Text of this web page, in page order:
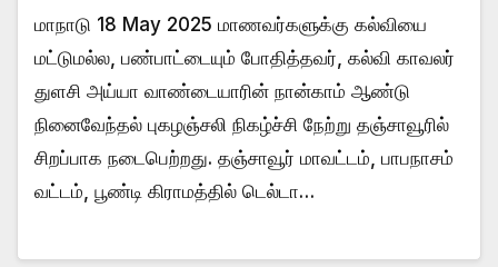
மாநாடு 18 May 2025 மாணவர்களுக்கு கல்வியை
மட்டுமல்ல, பண்பாட்டையும் போதித்தவர், கல்வி காவலர்
துளசி அய்யா வாண்டையாரின் நான்காம் ஆண்டு
நினைவேந்தல் புகழஞ்சலி நிகழ்ச்சி நேற்று தஞ்சாவூரில்
சிறப்பாக நடைபெற்றது. தஞ்சாவூர் மாவட்டம், பாபநாசம்
வட்டம், பூண்டி கிராமத்தில் டெல்டா…